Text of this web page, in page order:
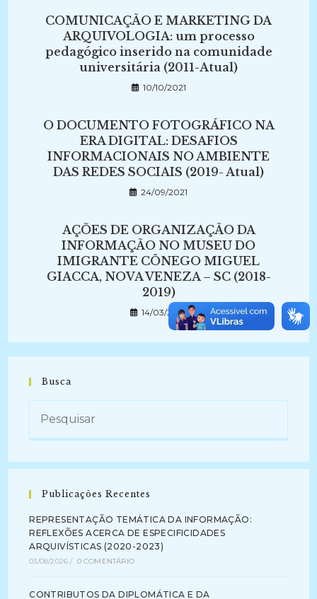
COMUNICAÇÃO E MARKETING DA
ARQUIVOLOGIA: um processo
pedagógico inserido na comunidade
universitária (2011-Atual)
10/10/2021
O DOCUMENTO FOTOGRÁFICO NA
ERA DIGITAL: DESAFIOS
INFORMACIONAIS NO AMBIENTE
DAS REDES SOCIAIS (2019- Atual)
24/09/2021
AÇÕES DE ORGANIZAÇÃO DA
INFORMAÇÃO NO MUSEU DO
IMIGRANTE CÔNEGO MIGUEL
GIACCA, NOVA VENEZA – SC (2018-
2019)
14/03/2025
Busca
Publicações Recentes
REPRESENTAÇÃO TEMÁTICA DA INFORMAÇÃO:
REFLEXÕES ACERCA DE ESPECIFICIDADES
ARQUIVÍSTICAS (2020-2023)
03/08/2026 / 0 COMENTÁRIO
CONTRIBUTOS DA DIPLOMÁTICA E DA